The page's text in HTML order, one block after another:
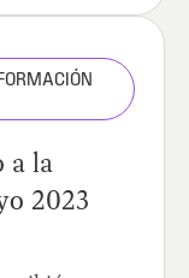
a la
2023